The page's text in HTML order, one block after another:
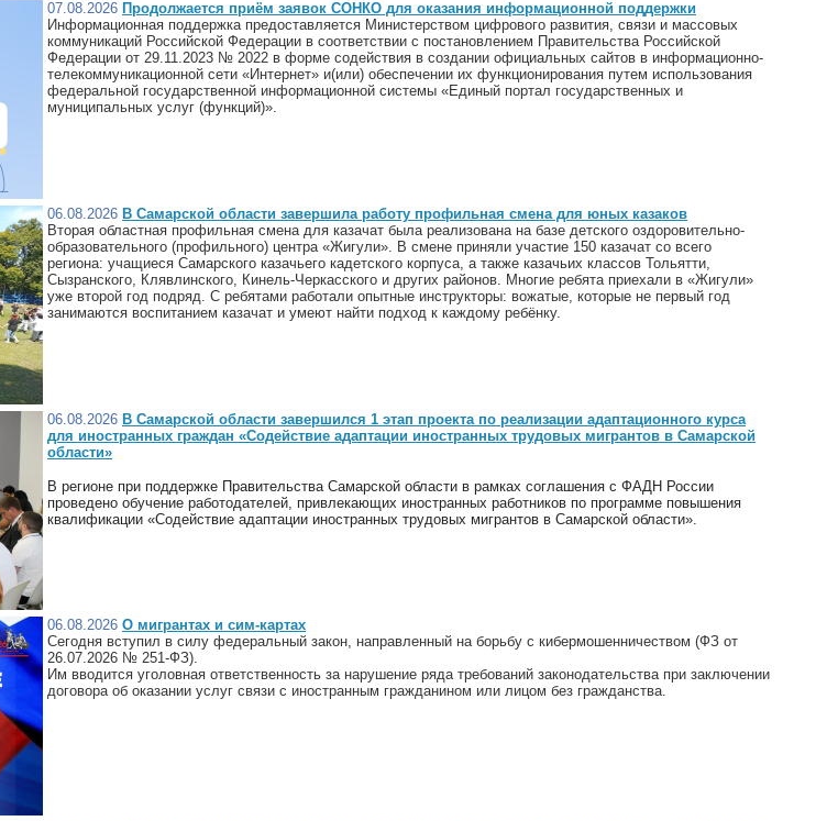
07.08.2026 Продолжается приём заявок СОНКО для оказания информационной поддержки
Информационная поддержка предоставляется Министерством цифрового развития, связи и массовых
коммуникаций Российской Федерации в соответствии с постановлением Правительства Российской
Федерации от 29.11.2023 № 2022 в форме содействия в создании официальных сайтов в информационно-
телекоммуникационной сети «Интернет» и(или) обеспечении их функционирования путем использования
федеральной государственной информационной системы «Единый портал государственных и
муниципальных услуг (функций)».
06.08.2026 В Самарской области завершила работу профильная смена для юных казаков
Вторая областная профильная смена для казачат была реализована на базе детского оздоровительно-
образовательного (профильного) центра «Жигули». В смене приняли участие 150 казачат со всего
региона: учащиеся Самарского казачьего кадетского корпуса, а также казачьих классов Тольятти,
Сызранского, Клявлинского, Кинель-Черкасского и других районов. Многие ребята приехали в «Жигули»
уже второй год подряд. С ребятами работали опытные инструкторы: вожатые, которые не первый год
занимаются воспитанием казачат и умеют найти подход к каждому ребёнку.
06.08.2026 В Самарской области завершился 1 этап проекта по реализации адаптационного курса
для иностранных граждан «Содействие адаптации иностранных трудовых мигрантов в Самарской
области»
В регионе при поддержке Правительства Самарской области в рамках соглашения с ФАДН России
проведено обучение работодателей, привлекающих иностранных работников по программе повышения
квалификации «Содействие адаптации иностранных трудовых мигрантов в Самарской области».
06.08.2026 О мигрантах и сим-картах
Сегодня вступил в силу федеральный закон, направленный на борьбу с кибермошенничеством (ФЗ от
26.07.2026 № 251-ФЗ).
Им вводится уголовная ответственность за нарушение ряда требований законодательства при заключении
договора об оказании услуг связи с иностранным гражданином или лицом без гражданства.